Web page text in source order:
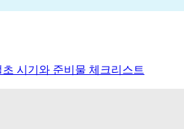
시기와 준비물 체크리스트